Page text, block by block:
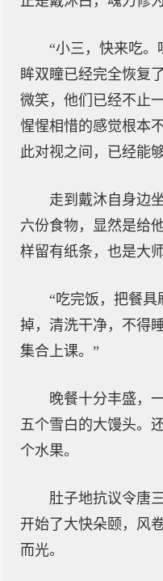
“小三，快来吃
眸双瞳已经完全恢复
微笑，他们已经不止
惺惺相惜的感觉根本
此对视之间，已经能
走到戴沐自身边
六份食物，显然是给
样留有纸条，也是大
“吃完饭，把餐具
掉，清洗干净，不得
集合上课。”
晚餐十分丰盛，
五个雪白的大馒头。
个水果。
肚子地抗议令唐
开始了大快朵颐，风
而光。